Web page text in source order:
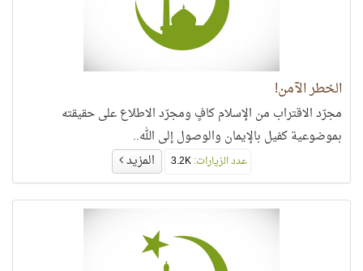
الخطر الآمن!
مجرّد الاقتراب من الإسلام كافٍ ومجرّد الاطلاع على حقيقته
بموضوعية كفيل بالإيمان والوصول إلى الله..
عدد الزيارات: المزيد